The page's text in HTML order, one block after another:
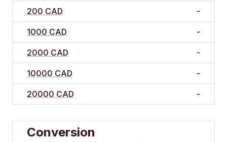
200 CAD -
1000 CAD -
2000 CAD -
10000 CAD -
20000 CAD -
Conversion